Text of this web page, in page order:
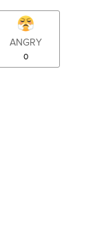
ANGRY
0